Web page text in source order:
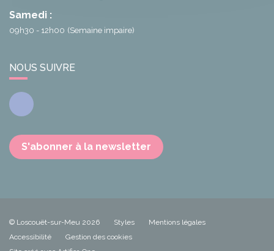
Samedi :
09h30 - 12h00 (Semaine impaire)
NOUS SUIVRE
Facebook
S'abonner à la newsletter
© Loscouët-sur-Meu 2026 Styles
Mentions légales
Accessibilité
Gestion des cookies